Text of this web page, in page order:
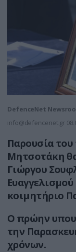
DefenceNet
info@defencenet.gr
Παρουσία
Μητσοτάκη
Γιώργου
κοιμητήριο
Ο πρώην
την
χρόνων.